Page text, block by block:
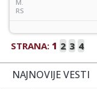
M.
RS
STRANA: 1 2 3 4
NAJNOVIJE VESTI